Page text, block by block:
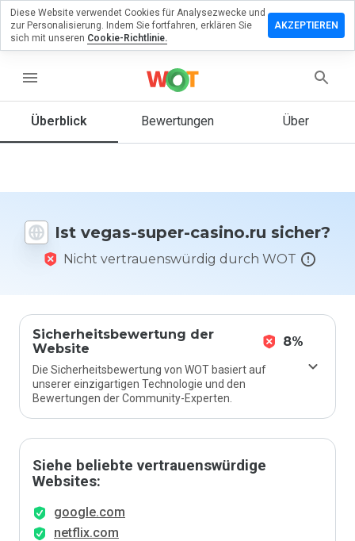
menu
Überblick Bewertungen Über
Ist vegas-super-casino.ru sicher?
Nicht vertrauenswürdig durch WOT
Sicherheitsbewertung der
Website
8%
Die Sicherheitsbewertung von WOT basiert auf
unserer einzigartigen Technologie und den
Bewertungen der Community-Experten.
Siehe beliebte vertrauenswürdige
Websites:
google.com
netflix.com
eine
Wie
Sie diese
Website
auf einer
Skala von
Diese Website verwendet Cookies für Analysezwecke und
zur Personalisierung. Indem Sie fortfahren, erklären Sie
sich mit unseren Cookie-Richtlinie.
AKZEPTIEREN